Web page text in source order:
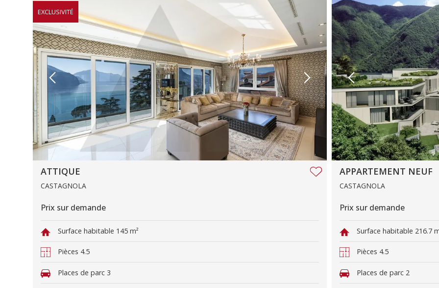
EXCLUSIVITÉ
ATTIQUE
CASTAGNOLA
Prix sur demande
Surface habitable 145 m²
Pièces 4.5
Places de parc 3
APPARTEMENT NEUF
CASTAGNOLA
Prix sur demande
Surface habitable 216.7
Pièces 4.5
Places de parc 2